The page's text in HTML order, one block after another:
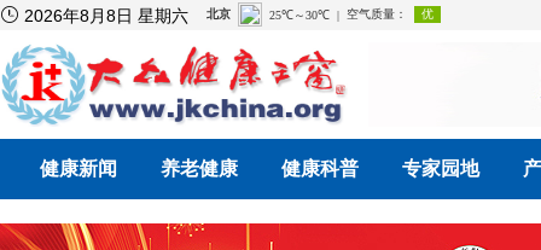
 2026年8月8日 星期六
健康新闻 养老健康 健康科普 专家园地